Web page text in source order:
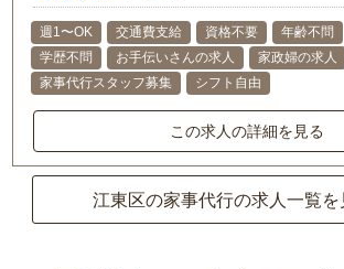
週1〜OK 交通費支給 資格不要 年齢不問
学歴不問
お手伝いさんの求人
家政婦の求人
家事代行スタッフ募集
シフト自由
この求人の詳細を見る
江東区の家事代行の求人一覧を